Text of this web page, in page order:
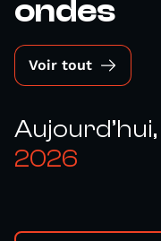
ondes
Voir tout
Aujourd’hui,
2026